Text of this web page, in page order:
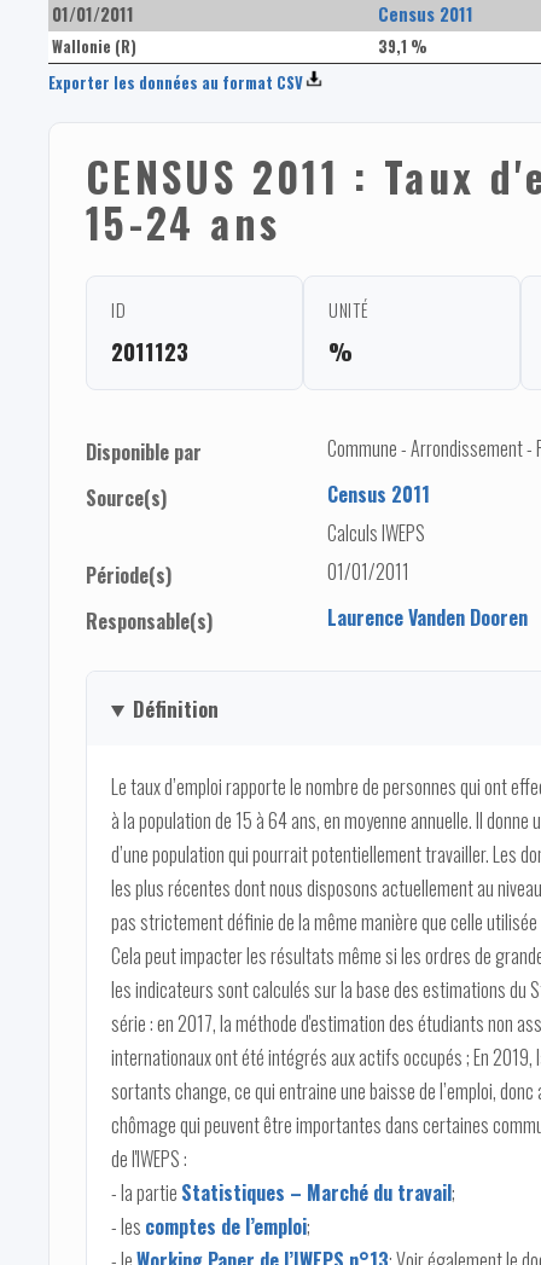
01/01/2011 Census 2011
Wallonie (R)
39,1 %
Exporter les données au format CSV
CENSUS 2011 :
15-24 ans
ID
2011123
UNITÉ
%
Disponible par
Commune - Arrondissement -
Source(s)
Census 2011
Calculs IWEPS
Période(s)
01/01/2011
Responsable(s)
Laurence Vanden Dooren
Définition
Le taux d’emploi rapporte le nombre de personnes qui ont
à la population de 15 à 64 ans, en moyenne annuelle. Il
d’une population qui pourrait potentiellement travailler. Les
les plus récentes dont nous disposons actuellement au
pas strictement définie de la même manière que celle
Cela peut impacter les résultats même si les ordres de
les indicateurs sont calculés sur la base des estimations du
série : en 2017, la méthode d'estimation des étudiants non
internationaux ont été intégrés aux actifs occupés ; En
sortants change, ce qui entraine une baisse de l’emploi,
chômage qui peuvent être importantes dans certaines
de l'IWEPS :
- la partie Statistiques – Marché du travail;
- les comptes de l’emploi;